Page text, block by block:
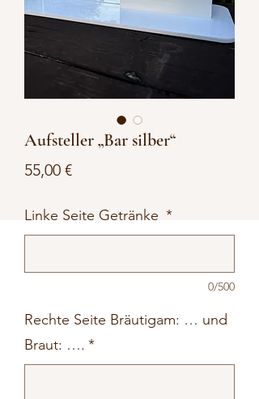
Aufsteller „Bar silber“
55,00 €Preis
Linke Seite Getränke *
0/500
Rechte Seite Bräutigam: … und
Braut: …. *